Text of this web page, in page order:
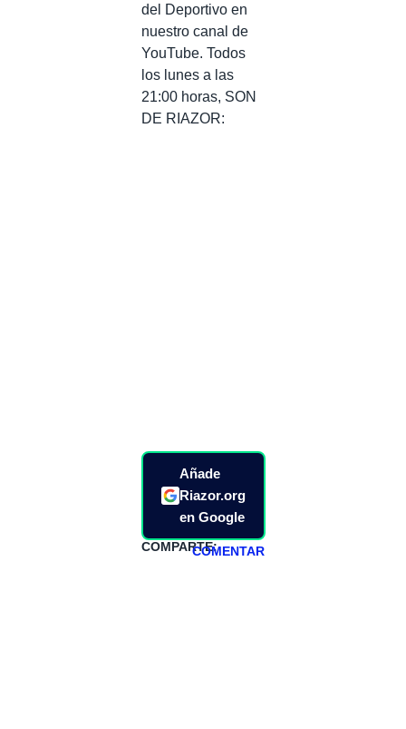
del Deportivo en
nuestro canal de
YouTube. Todos
los lunes a las
21:00 horas, SON
DE RIAZOR:
Añade
Riazor.org
en Google
COMPARTE:COMENTAR